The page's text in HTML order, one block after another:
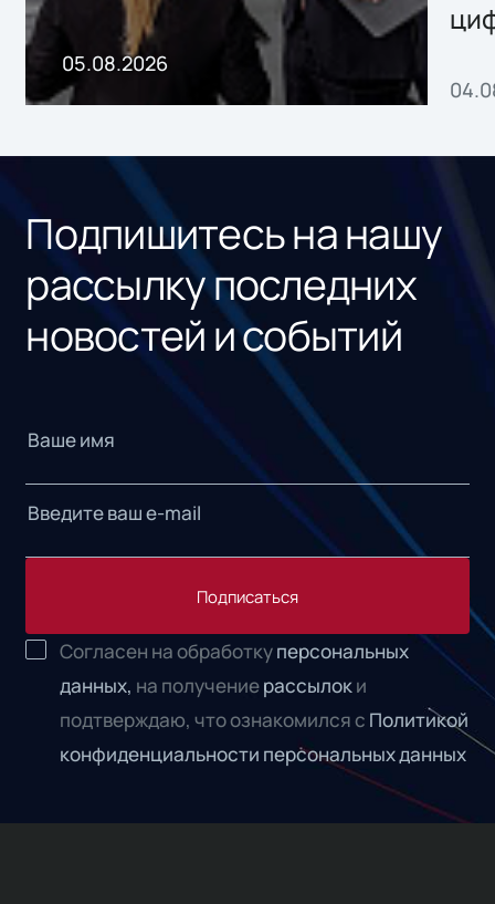
05.08.2026
Подпишитесь на нашу
рассылку последних
новостей и событий
Подписаться
Согласен на обработкуперсональных
данных, на получениерассылоки
подтверждаю, что ознакомился с Политикой
конфиденциальности персональных данных